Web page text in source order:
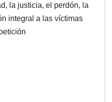
la justicia, el perdón, la
integral a las víctimas